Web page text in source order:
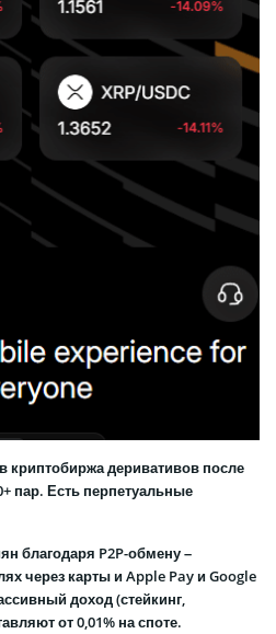
криптобиржа деривативов после
пар. Есть перпетуальные
благодаря P2P-обмену –
через карты и Apple Pay и Google
доход (стейкинг,
от 0,01% на споте.